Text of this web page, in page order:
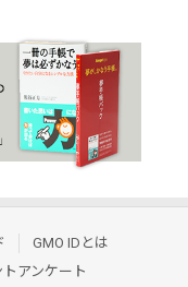
GMO IDとは
アンケート